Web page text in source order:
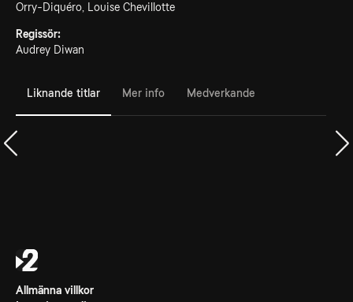
Orry-Diquéro, Louise Chevillotte
Regissör:
Audrey Diwan
Liknande titlar Mer info Medverkande
Allmänna villkor